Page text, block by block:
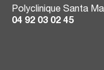
Polyclinique Santa
04 92 03 02 45